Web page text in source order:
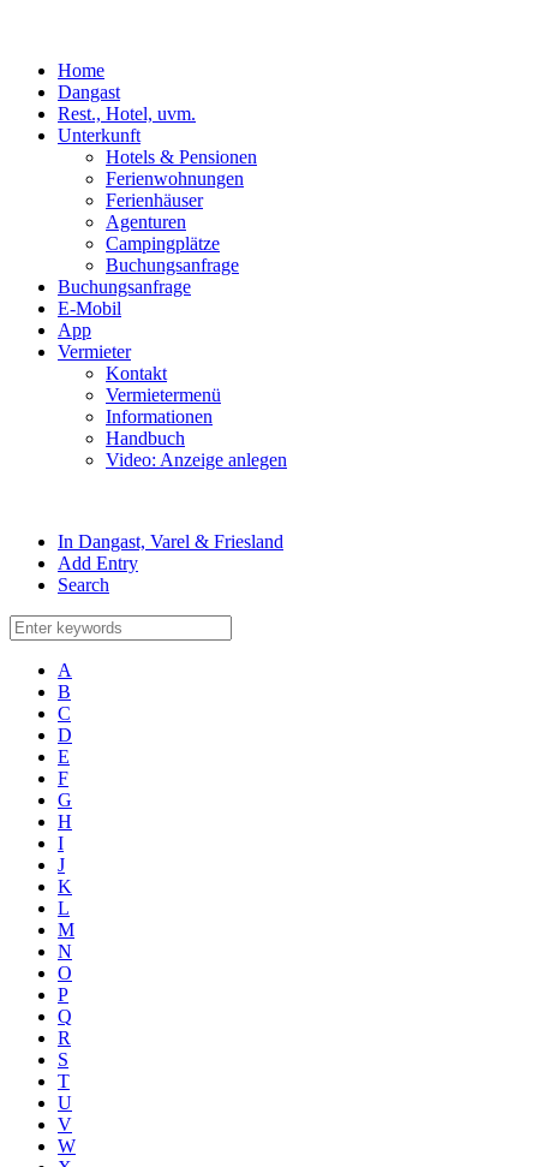
Home
Dangast
Rest., Hotel, uvm.
Unterkunft
Hotels & Pensionen
Ferienwohnungen
Ferienhäuser
Agenturen
Campingplätze
Buchungsanfrage
Buchungsanfrage
E-Mobil
App
Vermieter
Kontakt
Vermietermenü
Informationen
Handbuch
Video: Anzeige anlegen
In Dangast, Varel & Friesland
Add Entry
Search
A
B
C
D
E
F
G
H
I
J
K
L
M
N
O
P
Q
R
S
T
U
V
W